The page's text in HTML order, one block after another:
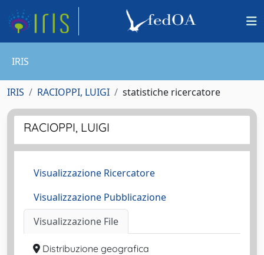
IRIS
IRIS RACIOPPI, LUIGI statistiche ricercatore
RACIOPPI, LUIGI
Visualizzazione Ricercatore
Visualizzazione Pubblicazione
Visualizzazione File
Distribuzione geografica